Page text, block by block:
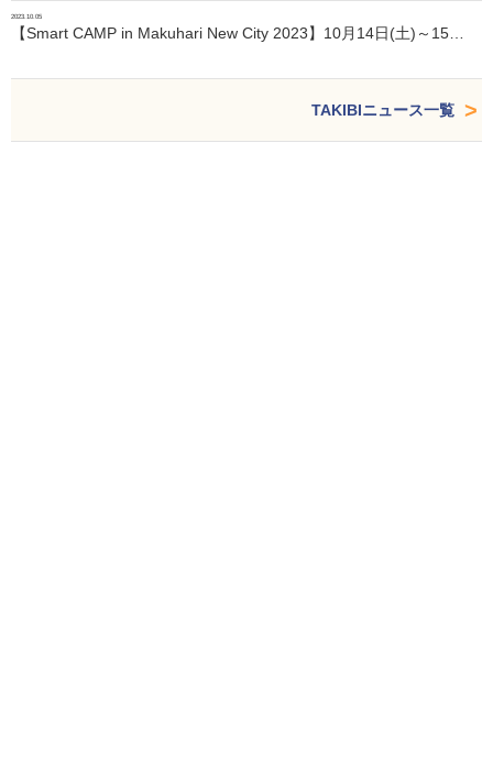
2023.10.05
【Smart CAMP in Makuhari New City 2023】10月14日(土)～15…
TAKIBIニュース一覧